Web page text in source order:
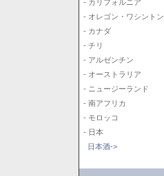
- カリフォルニア
- オレゴン・ワシントン
- カナダ
- チリ
- アルゼンチン
- オーストラリア
- ニュージーランド
- 南アフリカ
- モロッコ
- 日本
日本酒->